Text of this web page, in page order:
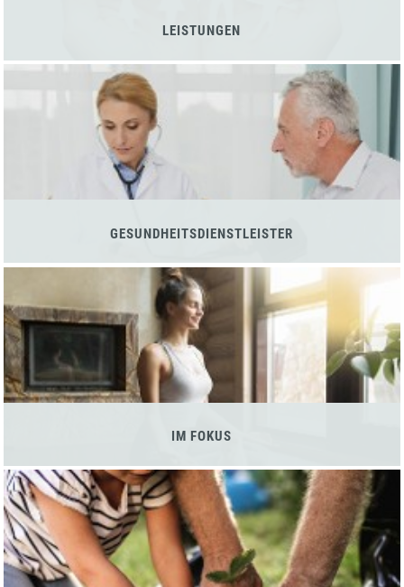
LEISTUNGEN
GESUNDHEITSDIENSTLEISTER
IM FOKUS